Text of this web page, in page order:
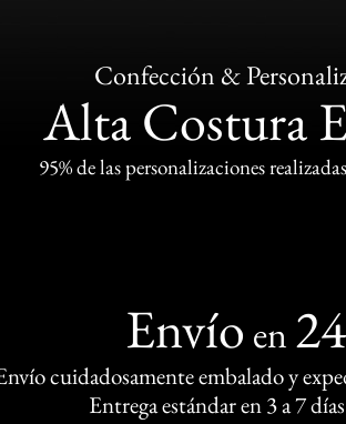
Confección &
Alta Costura
95% de las personalizaciones
Envío en
cuidadosamente embalado y
Entrega estándar en 3 a 7